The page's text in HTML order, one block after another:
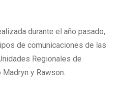
durante el año pasado,
de comunicaciones de las
Regionales de
y Rawson.